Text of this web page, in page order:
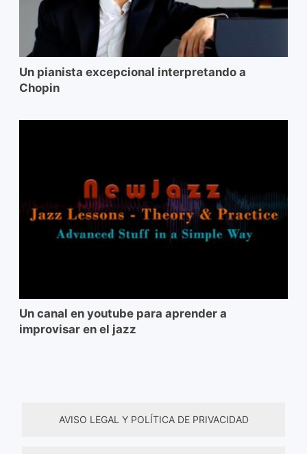
Un pianista excepcional interpretando a
Chopin
Un canal en youtube para aprender a
improvisar en el jazz
AVISO LEGAL Y POLÍTICA DE PRIVACIDAD